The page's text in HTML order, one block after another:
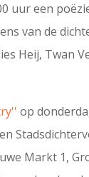
uur een
van de
Heij, Twan
op
Markt 1,